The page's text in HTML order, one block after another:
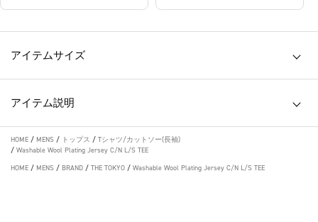
アイテムサイズ
アイテム説明
HOME / MENS / トップス / Tシャツ/カットソー(長袖)
/ Washable Wool Plating Jersey C/N L/S TEE
HOME / MENS / BRAND / THE TOKYO / Washable Wool Plating Jersey C/N L/S TEE